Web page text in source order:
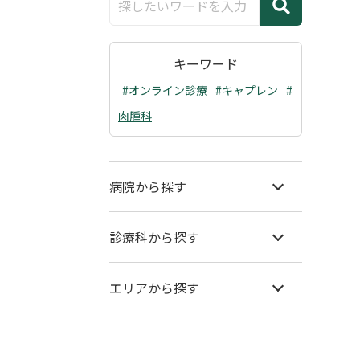
キーワード
#オンライン診療 #キャプレン #
肉腫科
病院から探す
診療科から探す
エリアから探す